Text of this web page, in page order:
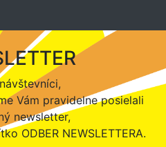
Vám pravidelne posielali
newsletter,
ODBER NEWSLETTERA.